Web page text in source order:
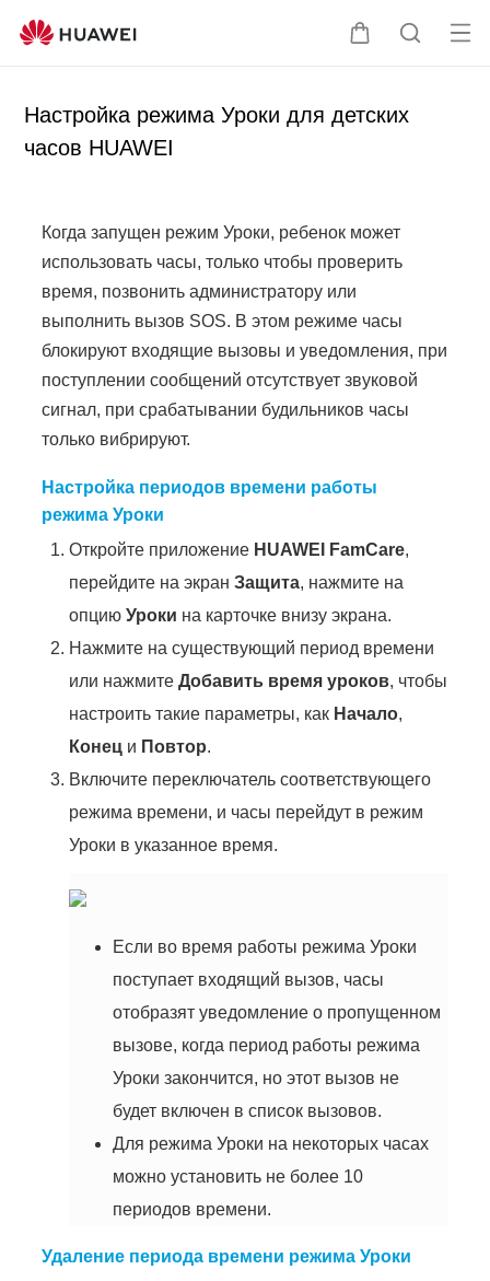
Щ
а
а
П
с
с
а
т
у
От
Настройка режима Уроки для детских
часов HUAWEI
Когда запущен режим Уроки, ребенок может
использовать часы, только чтобы проверить
время, позвонить администратору или
выполнить вызов SOS. В этом режиме часы
блокируют входящие вызовы и уведомления, при
поступлении сообщений отсутствует звуковой
сигнал, при срабатывании будильников часы
только вибрируют.
Настройка периодов времени работы
режима Уроки
Откройте приложение HUAWEI FamCare,
перейдите на экранЗащита, нажмите на
опциюУроки на карточке внизу экрана.
Нажмите на существующий период времени
или нажмитеДобавить время уроков, чтобы
настроить такие параметры, как Начало,
Конец и Повтор.
Включите переключатель соответствующего
режима времени, и часы перейдут в режим
Уроки в указанное время.
Если во время работы режима Уроки
поступает входящий вызов, часы
отобразят уведомление о пропущенном
вызове, когда период работы режима
Уроки закончится, но этот вызов не
будет включен в список вызовов.
Для режима Уроки на некоторых часах
можно установить не более 10
периодов времени.
Удаление периода времени режима Уроки